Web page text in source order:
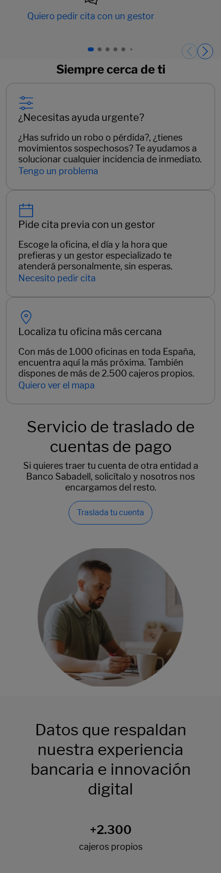
Quiero pedir cita con un gestor
Siempre cerca de ti
¿Necesitas ayuda urgente?
¿Has sufrido un robo o pérdida?, ¿tienes
movimientos sospechosos? Te ayudamos a
solucionar cualquier incidencia de inmediato.
Tengo un problema
Pide cita previa con un gestor
Escoge la oficina, el día y la hora que
prefieras y un gestor especializado te
atenderá personalmente, sin esperas.
Necesito pedir cita
Localiza tu oficina más cercana
Con más de 1.000 oficinas en toda España,
encuentra aquí la más próxima. También
dispones de más de 2.500 cajeros propios.
Quiero ver el mapa
Servicio de traslado de
cuentas de pago
Si quieres traer tu cuenta de otra entidad a
Banco Sabadell, solicítalo y nosotros nos
encargamos del resto.
Traslada tu cuenta
Datos que respaldan
nuestra experiencia
bancaria e innovación
digital